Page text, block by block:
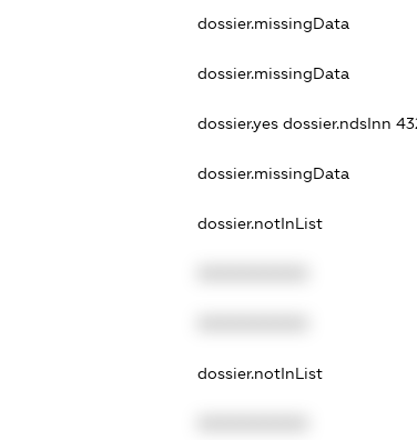
dossier.missingData
dossier.missingData
dossier.yes dossier.ndsInn
dossier.missingData
dossier.notInList
dossier.notInList